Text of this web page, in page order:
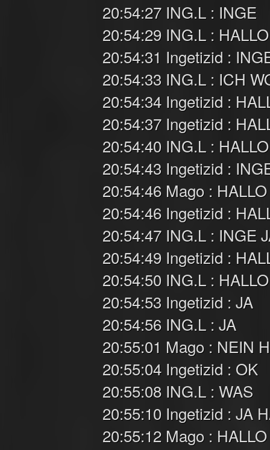
20:54:27 ING.L : INGE
20:54:29 ING.L : HALLO
20:54:31 Ingetizid :
20:54:33 ING.L : ICH
20:54:34 Ingetizid :
20:54:37 Ingetizid :
20:54:40 ING.L : HALLO
20:54:43 Ingetizid :
20:54:46 Mago : HALLO
20:54:46 Ingetizid :
20:54:47 ING.L : INGE
20:54:49 Ingetizid :
20:54:50 ING.L : HALLO
20:54:53 Ingetizid : JA
20:54:56 ING.L : JA
20:55:01 Mago : NEIN
20:55:04 Ingetizid : OK
20:55:08 ING.L : WAS
20:55:10 Ingetizid : JA
20:55:12 Mago : HALLO